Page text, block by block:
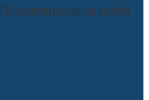
Προσκυνηταράκι με εικόνα